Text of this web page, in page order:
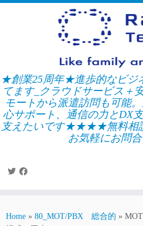
Skip
★創業25周年★進歩的なビジ
てます_クラウドサービス＋
モートから派遣訪問も可能
心サポート、通信の力とDX
支えたいです★★★★無料相談
お気軽にお問
Home » 80_MOT/PBX 総合的 »